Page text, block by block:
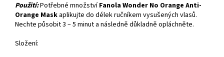
Použití:Potřebné množstvíFanola Wonder No Orange Anti-
Orange Mask aplikujte do délek ručníkem vysušených vlasů.
Nechte působit 3 – 5 minut a následně důkladně opláchněte.
Složení: